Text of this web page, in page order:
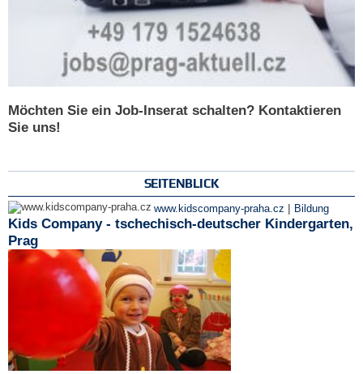
Möchten Sie ein Job-Inserat schalten? Kontaktieren
Sie uns!
SEITENBLICK
www.kidscompany-praha.cz | Bildung
Kids Company - tschechisch-deutscher Kindergarten,
Prag